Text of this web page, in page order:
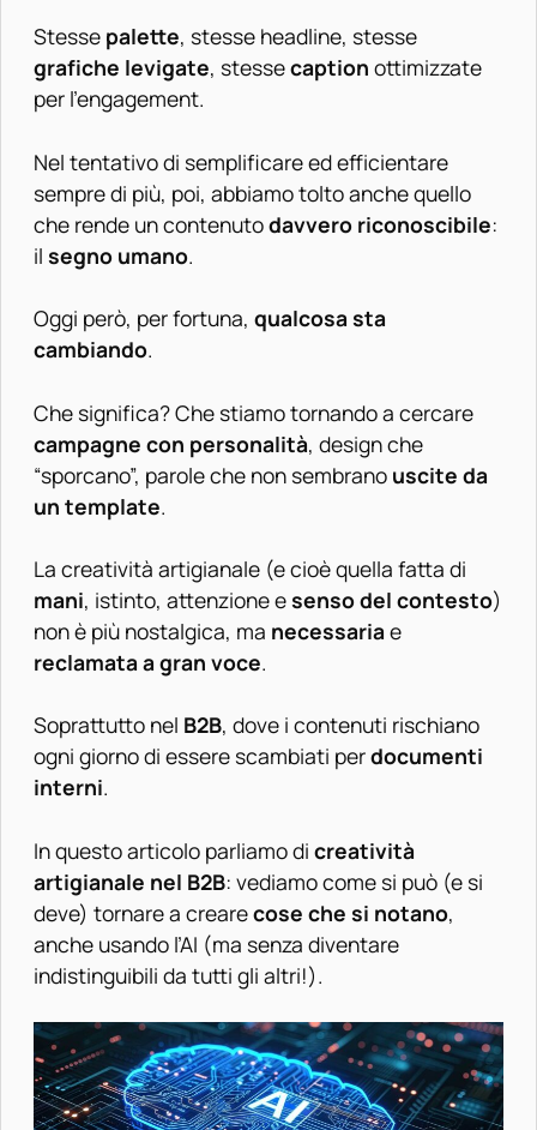
Stesse palette, stesse headline, stesse
grafiche levigate, stessecaption ottimizzate
per l’engagement.
Nel tentativo di semplificare ed efficientare
sempre di più, poi, abbiamo tolto anche quello
che rende un contenutodavvero riconoscibile:
il segno umano.
Oggi però, per fortuna, qualcosa sta
cambiando.
Che significa? Che stiamo tornando a cercare
campagne con personalità, design che
“sporcano”, parole che non sembrano uscite da
un template.
La creatività artigianale (e cioè quella fatta di
mani, istinto, attenzione esenso del contesto)
non è più nostalgica, ma necessaria e
reclamata a gran voce.
Soprattutto nel B2B, dove i contenuti rischiano
ogni giorno di essere scambiati perdocumenti
interni.
In questo articolo parliamo di creatività
artigianale nel B2B: vediamo come si può (e si
deve) tornare a crearecose che si notano,
anche usando l’AI (ma senza diventare
indistinguibili da tutti gli altri!).